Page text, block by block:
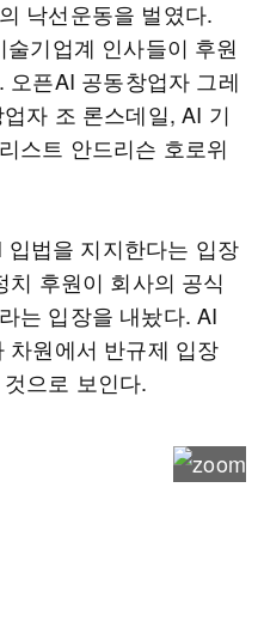
낙선운동을 벌였다.
술기업계 인사들이 후원
픈AI 공동창업자 그레
자 조 론스데일, AI 기
스트 안드리슨 호로위
법을 지지한다는 입장
후원이 회사의 공식
는 입장을 내놨다. AI
차원에서 반규제 입장
으로 보인다.